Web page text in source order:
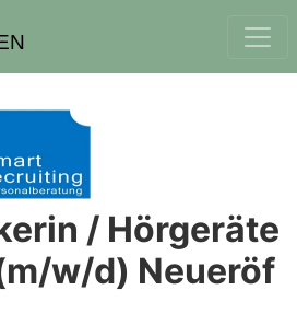
/ Hörgeräte
w/d) Neueröf